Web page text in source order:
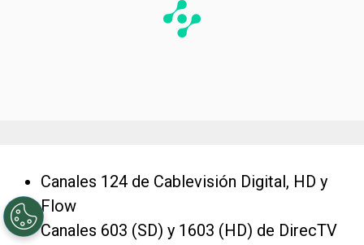
Canales 124 de Cablevisión Digital, HD y
Flow
Canales 603 (SD) y 1603 (HD) de DirecTV